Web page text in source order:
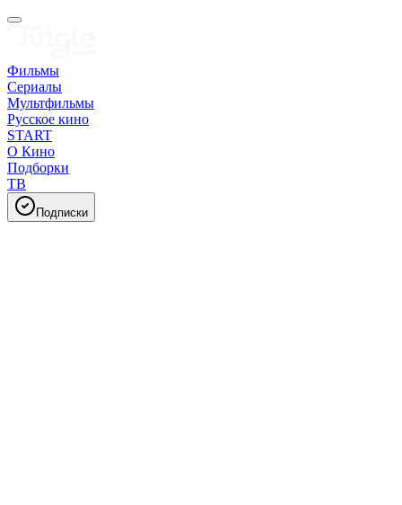
Фильмы
Сериалы
Мультфильмы
Русское кино
START
О Кино
Подборки
ТВ
Подписки